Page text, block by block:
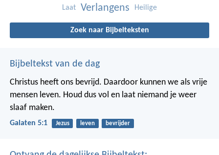
Laat Verlangens Heilige
Zoek naar Bijbelteksten
Bijbeltekst van de dag
Christus heeft ons bevrijd. Daardoor kunnen we als vrije
mensen leven. Houd dus vol en laat niemand je weer
slaaf maken.
Galaten 5:1 Jezus leven bevrijder